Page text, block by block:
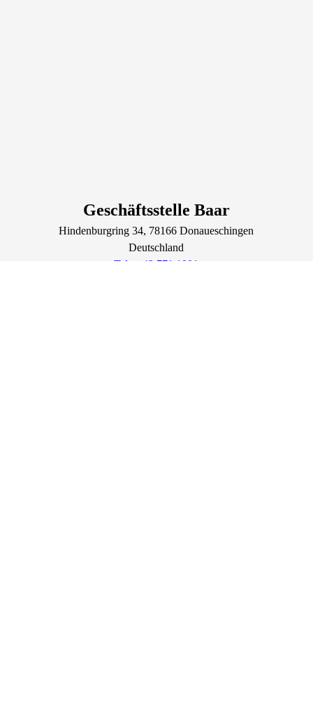
Geschäftsstelle Baar
Hindenburgring 34, 78166Donaueschingen
Deutschland
Tel.: +49 771 1001